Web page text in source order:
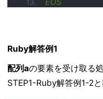
Ruby解答例1
配列aの要素を受け取る
STEP1-Ruby解答例1-2と